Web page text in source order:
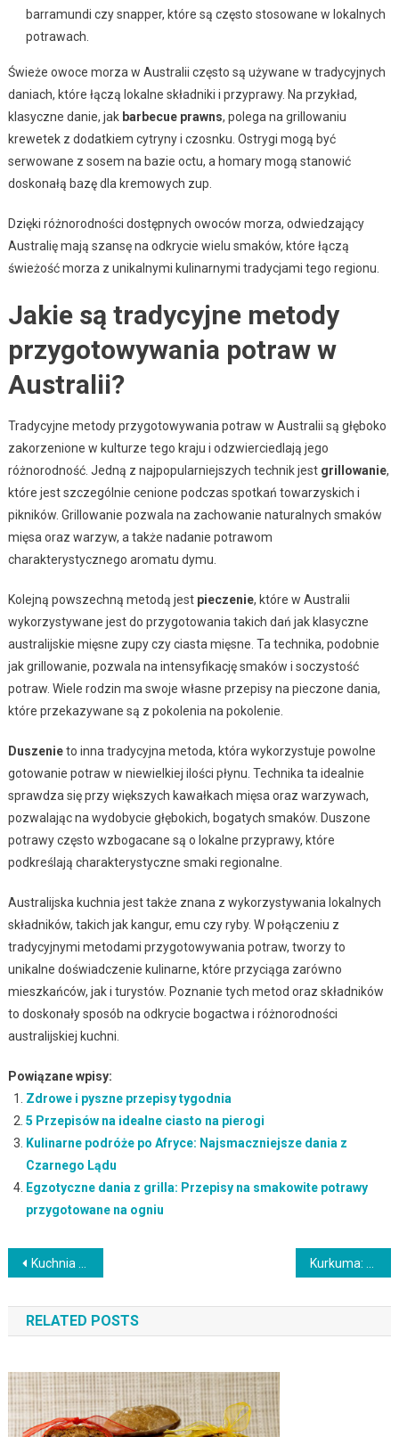
barramundi czy snapper, które są często stosowane w lokalnych
potrawach.
Świeże owoce morza w Australii często są używane w tradycyjnych
daniach, które łączą lokalne składniki i przyprawy. Na przykład,
klasyczne danie, jak barbecue prawns, polega na grillowaniu
krewetek z dodatkiem cytryny i czosnku. Ostrygi mogą być
serwowane z sosem na bazie octu, a homary mogą stanowić
doskonałą bazę dla kremowych zup.
Dzięki różnorodności dostępnych owoców morza, odwiedzający
Australię mają szansę na odkrycie wielu smaków, które łączą
świeżość morza z unikalnymi kulinarnymi tradycjami tego regionu.
Jakie są tradycyjne metody
przygotowywania potraw w
Australii?
Tradycyjne metody przygotowywania potraw w Australii są głęboko
zakorzenione w kulturze tego kraju i odzwierciedlają jego
różnorodność. Jedną z najpopularniejszych technik jest grillowanie,
które jest szczególnie cenione podczas spotkań towarzyskich i
pikników. Grillowanie pozwala na zachowanie naturalnych smaków
mięsa oraz warzyw, a także nadanie potrawom
charakterystycznego aromatu dymu.
Kolejną powszechną metodą jest pieczenie, które w Australii
wykorzystywane jest do przygotowania takich dań jak klasyczne
australijskie mięsne zupy czy ciasta mięsne. Ta technika, podobnie
jak grillowanie, pozwala na intensyfikację smaków i soczystość
potraw. Wiele rodzin ma swoje własne przepisy na pieczone dania,
które przekazywane są z pokolenia na pokolenie.
Duszenieto inna tradycyjna metoda, która wykorzystuje powolne
gotowanie potraw w niewielkiej ilości płynu. Technika ta idealnie
sprawdza się przy większych kawałkach mięsa oraz warzywach,
pozwalając na wydobycie głębokich, bogatych smaków. Duszone
potrawy często wzbogacane są o lokalne przyprawy, które
podkreślają charakterystyczne smaki regionalne.
Australijska kuchnia jest także znana z wykorzystywania lokalnych
składników, takich jak kangur, emu czy ryby. W połączeniu z
tradycyjnymi metodami przygotowywania potraw, tworzy to
unikalne doświadczenie kulinarne, które przyciąga zarówno
mieszkańców, jak i turystów. Poznanie tych metod oraz składników
to doskonały sposób na odkrycie bogactwa i różnorodności
australijskiej kuchni.
Powiązane wpisy:
Zdrowe i pyszne przepisy tygodnia
5 Przepisów na idealne ciasto na pierogi
Kulinarne podróże po Afryce: Najsmaczniejsze dania z
Czarnego Lądu
Egzotyczne dania z grilla: Przepisy na smakowite potrawy
przygotowane na ogniu
Nawigacja
wpisu
Kuchnia amerykańsko-południowoafrykańska: Bobotie, bunny chow i wyjątkowe sosy
RELATED POSTS